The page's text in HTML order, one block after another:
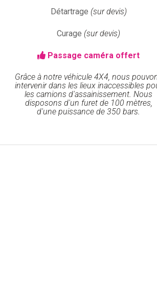
Détartrage (sur devis)
Curage (sur devis)
Passage caméra offert
Grâce à notre véhicule 4X4, nous
intervenir dans les lieux inaccessibles
les camions d'assainissement. Nous
disposons d'un furet de 100 mètres,
d'une puissance de 350 bars.